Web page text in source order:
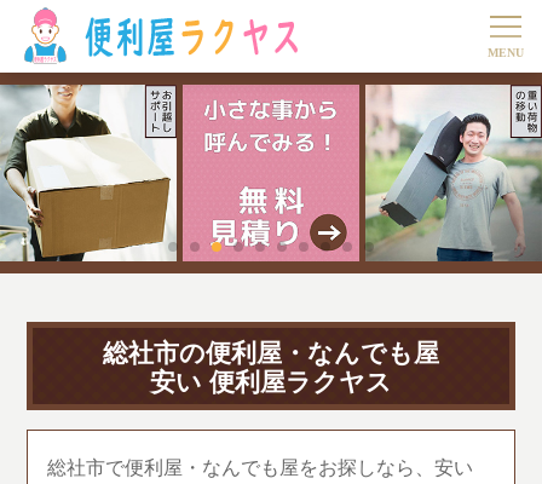
総社市の便利屋・なんでも屋
安い 便利屋ラクヤス
総社市で便利屋・なんでも屋をお探しなら、安い